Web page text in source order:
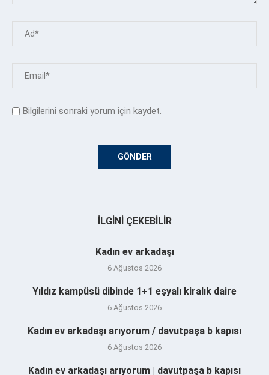
Bilgilerini sonraki yorum için kaydet.
İLGINI ÇEKEBILIR
Kadın ev arkadaşı
6 Ağustos 2026
Yıldız kampüsü dibinde 1+1 eşyalı kiralık daire
6 Ağustos 2026
Kadın ev arkadaşı arıyorum / davutpaşa b kapısı
6 Ağustos 2026
Kadın ev arkadaşı arıyorum | davutpaşa b kapısı